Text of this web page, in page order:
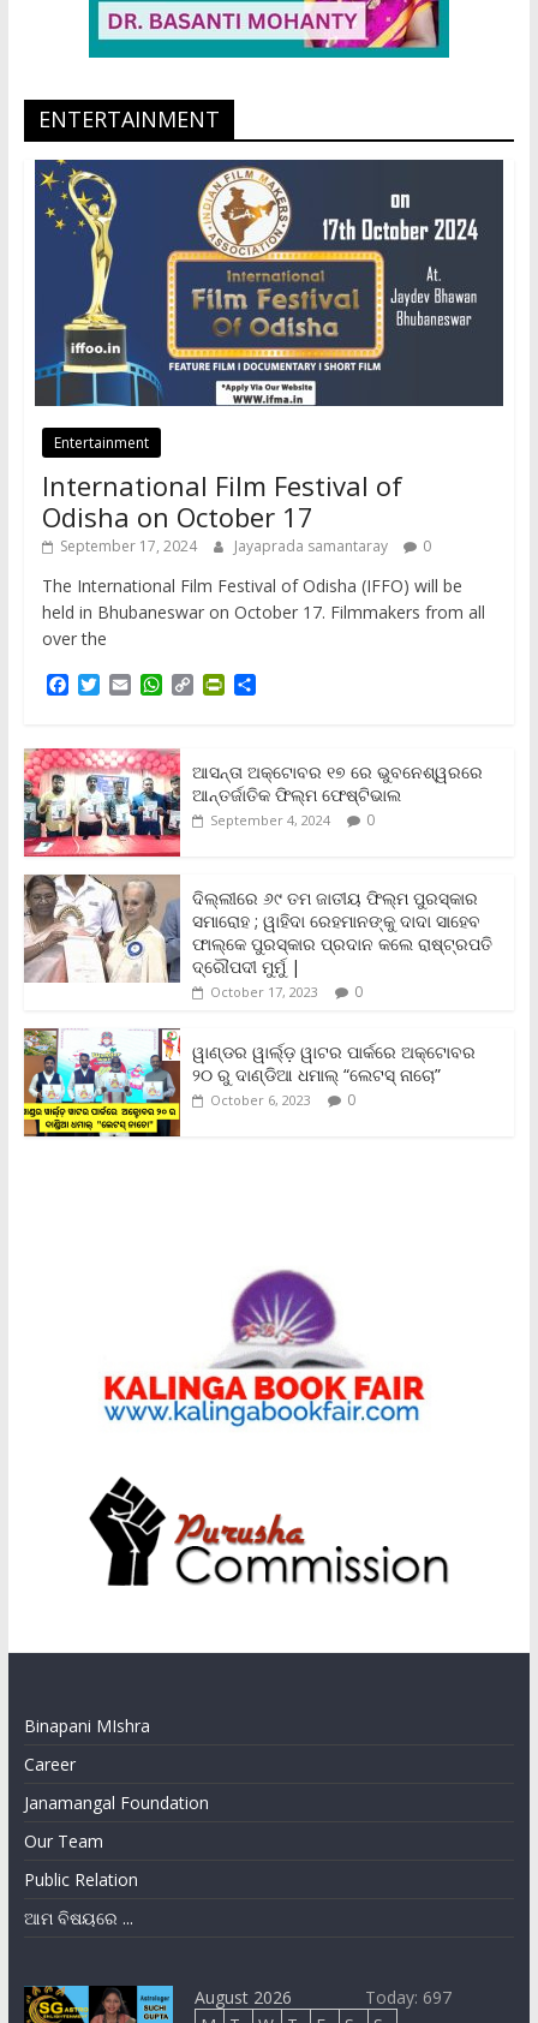
ENTERTAINMENT
Entertainment
International Film Festival of
Odisha on October 17
September 17, 2024 Jayaprada samantaray 0
The International Film Festival of Odisha (IFFO) will be
held in Bhubaneswar on October 17. Filmmakers from all
over the
F
e
b
o
o
k
T
t
t
e
r
E
i
l
W
t
s
A
p
p
C
L
i
n
k
P
t
F
r
i
d
l
y
S
e
ଆସନ୍ତା ଅକ୍ଟୋବର ୧୭ ରେ ଭୁବନେଶ୍ୱରରେ
ଆନ୍ତର୍ଜାତିକ ଫିଲ୍ମ ଫେଷ୍ଟିଭାଲ
September 4, 2024 0
ଦିଲ୍ଲୀରେ ୬୯ ତମ ଜାତୀୟ ଫିଲ୍ମ ପୁରସ୍କାର
ସମାରୋହ ; ୱାହିଦା ରେହମାନଙ୍କୁ ଦାଦା ସାହେବ
ଫାଲ୍‌କେ ପୁରସ୍କାର ପ୍ରଦାନ କଲେ ରାଷ୍ଟ୍ରପତି
ଦ୍ରୌପଦୀ ମୁର୍ମୁ |
October 17, 2023 0
ୱାଣ୍ଡର ୱାର୍ଲ୍‌ଡ଼ ୱାଟର ପାର୍କରେ ଅକ୍ଟୋବର
୨୦ ରୁ ଦାଣ୍ଡିଆ ଧମାଲ୍ “ଲେଟସ୍ ନାଚୋ”
October 6, 2023 0
Binapani MIshra
Career
Janamangal Foundation
Our Team
Public Relation
ଆମ ବିଷୟରେ ...
August 2026
Today: 697